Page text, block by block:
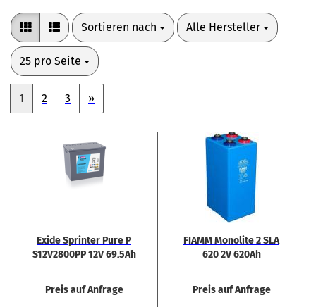
Sortieren nach
Sortieren nach Alle Hersteller
pro Seite
25 pro Seite
pro Seite
1 2 3 »
Exide Sprin­ter Pure P
S12V2800PP 12V 69,5Ah
Preis auf Anfrage
FIAMM Mo­no­li­te 2 SLA
620 2V 620Ah
Preis auf Anfrage